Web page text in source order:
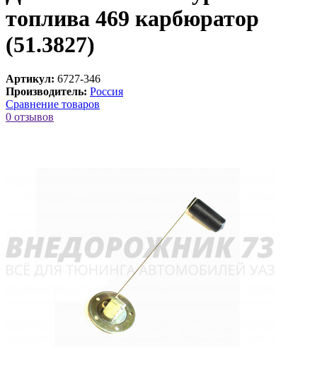
топлива 469 карбюратор
(51.3827)
Артикул: 6727-346
Производитель: Россия
Сравнение товаров
0 отзывов